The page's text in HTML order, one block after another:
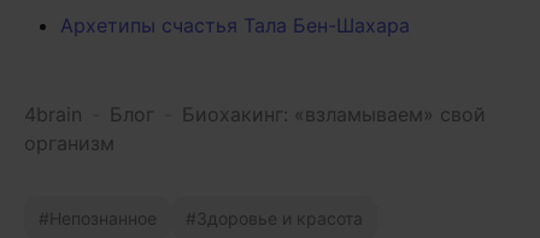
Архетипы счастья Тала Бен-Шахара
4brain Блог
Биохакинг: «взламываем» свой
организм
Непознанное Здоровье и красота